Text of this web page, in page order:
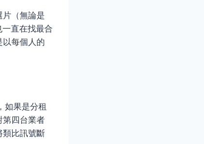
（無論是
直在找最合
每個人的
如果是分租
第四台業者
類比訊號斷